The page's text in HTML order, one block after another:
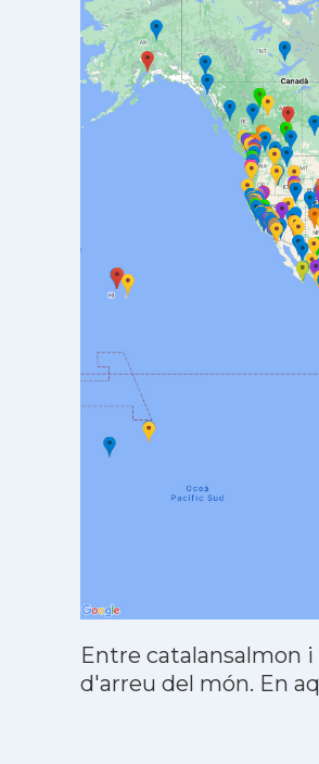
Entre catalansalmon
d'arreu del món. En